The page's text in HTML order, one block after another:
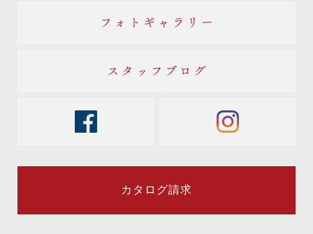
フォトギャラリー
スタッフブログ
instagram
カタログ請求